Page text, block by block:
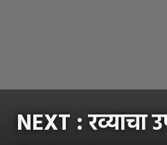
NEXT :रव्याचा